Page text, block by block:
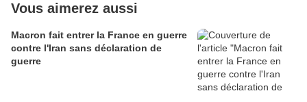
Vous aimerez aussi
Macron fait entrer la France en guerre
contre l'Iran sans déclaration de
guerre